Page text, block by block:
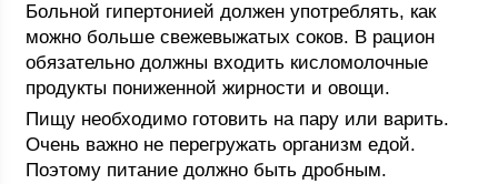
Больной гипертонией должен употреблять, как
можно больше свежевыжатых соков. В рацион
обязательно должны входить кисломолочные
продукты пониженной жирности и овощи.
Пищу необходимо готовить на пару или варить.
Очень важно не перегружать организм едой.
Поэтому питание должно быть дробным.